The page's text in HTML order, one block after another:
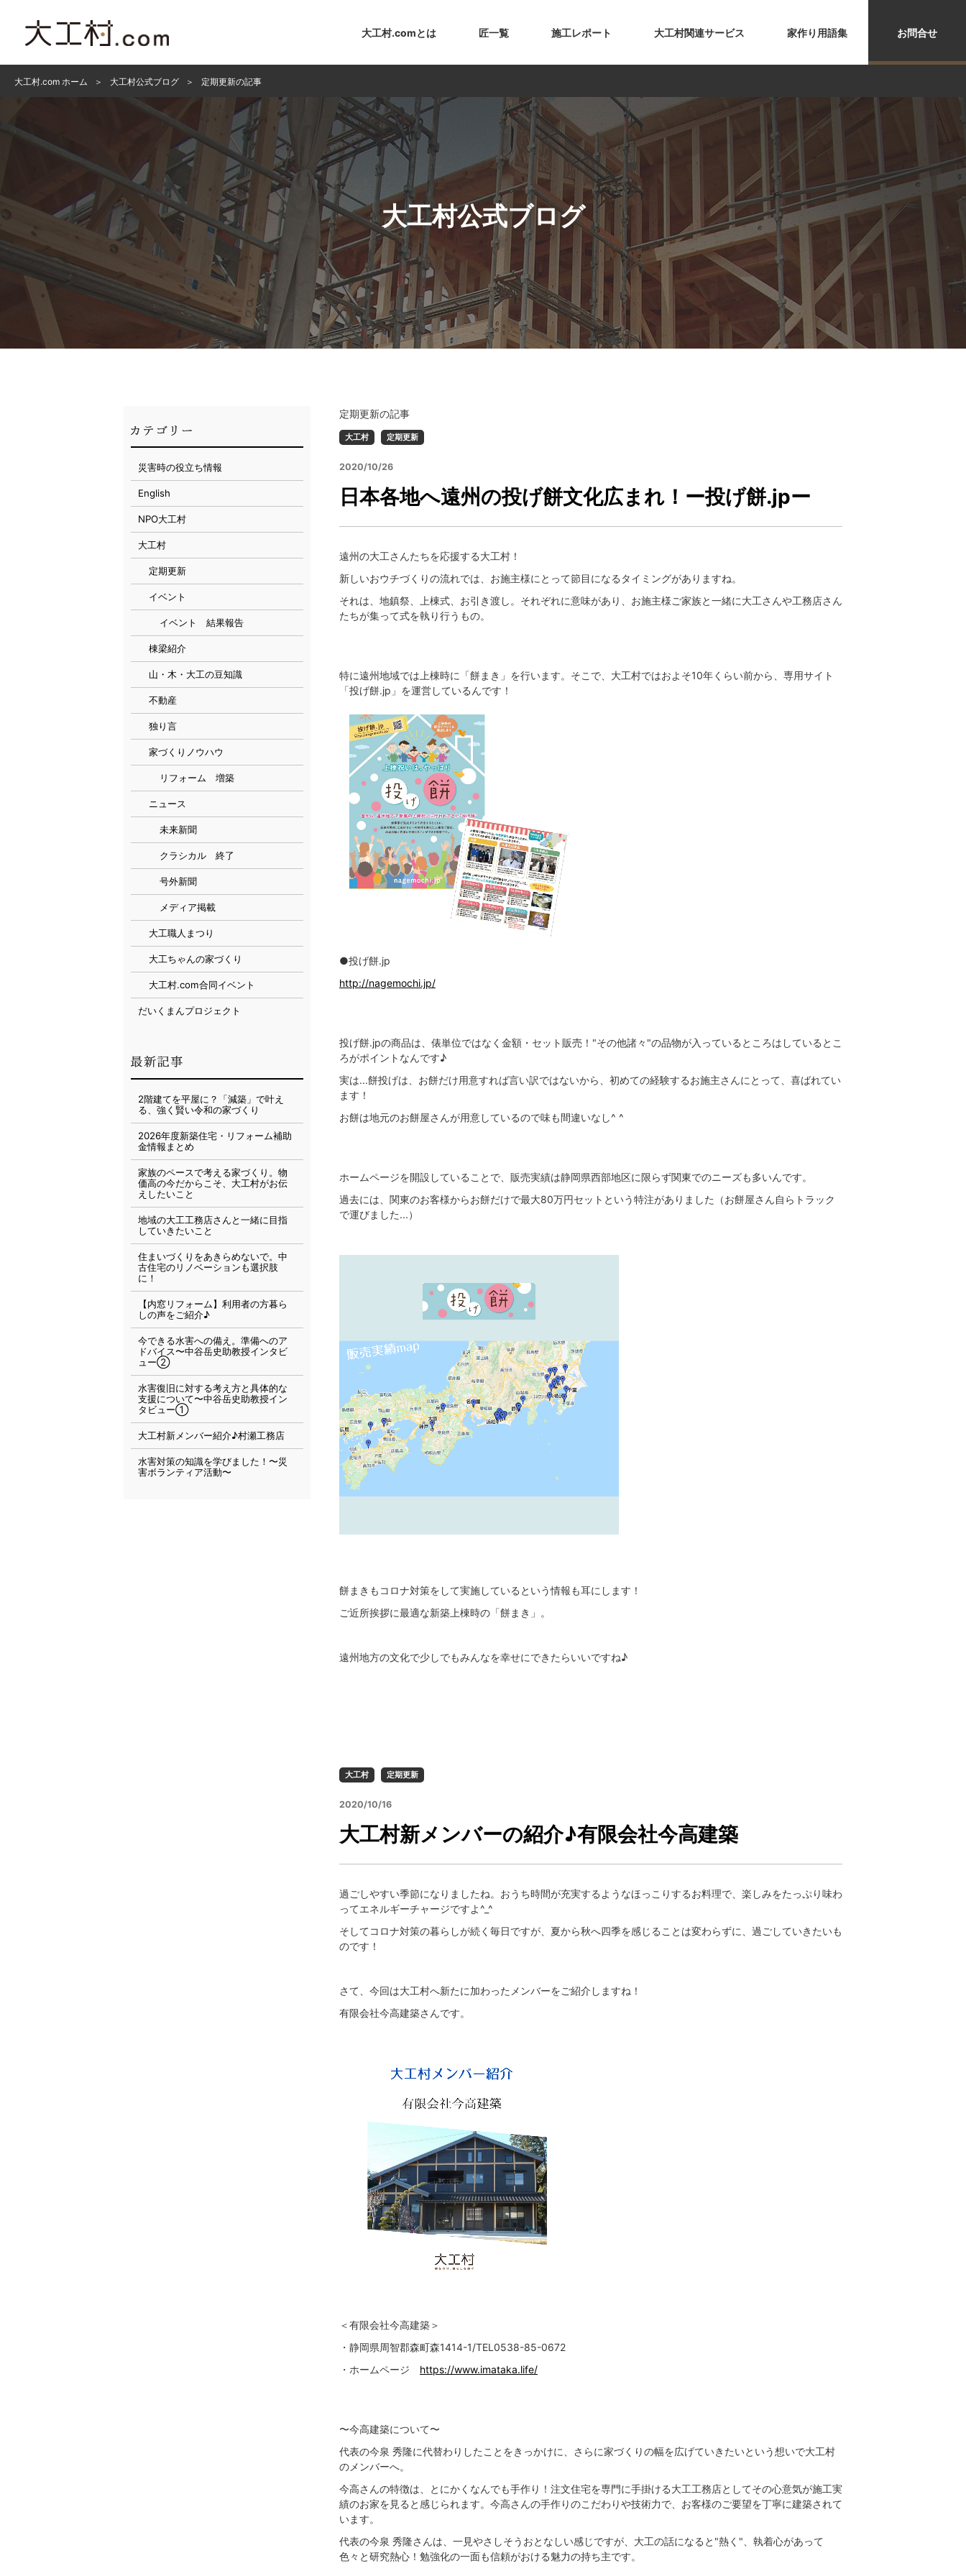
大工村.comとは 匠一覧 施工レポート 大工村関連サービス 家作り用語集 お問合せ
大工村.com ホーム 大工村公式ブログ 定期更新の記事
大工村公式ブログ
定期更新の記事
大工村 定期更新
2020/10/26
日本各地へ遠州の投げ餅文化広まれ！ー投げ餅.jpー
遠州の大工さんたちを応援する大工村！
新しいおウチづくりの流れでは、お施主様にとって節目になるタイミングがありますね。
それは、地鎮祭、上棟式、お引き渡し。それぞれに意味があり、お施主様ご家族と一緒に大工さんや工務店さん
たちが集って式を執り行うもの。
特に遠州地域では上棟時に「餅まき」を行います。そこで、大工村ではおよそ10年くらい前から、専用サイト
「投げ餅.jp」を運営しているんです！
●投げ餅.jp
http://nagemochi.jp/
投げ餅.jpの商品は、俵単位ではなく金額・セット販売！"その他諸々"の品物が入っているところはしているとこ
ろがポイントなんです♪
実は...餅投げは、お餅だけ用意すれば言い訳ではないから、初めての経験するお施主さんにとって、喜ばれてい
ます！
お餅は地元のお餅屋さんが用意しているので味も間違いなし^ ^
ホームページを開設していることで、販売実績は静岡県西部地区に限らず関東でのニーズも多いんです。
過去には、関東のお客様からお餅だけで最大80万円セットという特注がありました（お餅屋さん自らトラック
で運びました...）
餅まきもコロナ対策をして実施しているという情報も耳にします！
ご近所挨拶に最適な新築上棟時の「餅まき」。
遠州地方の文化で少しでもみんなを幸せにできたらいいですね♪
大工村 定期更新
2020/10/16
大工村新メンバーの紹介♪有限会社今高建築
過ごしやすい季節になりましたね。おうち時間が充実するようなほっこりするお料理で、楽しみをたっぷり味わ
ってエネルギーチャージですよ^_^
そしてコロナ対策の暮らしが続く毎日ですが、夏から秋へ四季を感じることは変わらずに、過ごしていきたいも
のです！
さて、今回は大工村へ新たに加わったメンバーをご紹介しますね！
有限会社今高建築さんです。
＜有限会社今高建築＞
・静岡県周智郡森町森1414-1/TEL0538-85-0672
・ホームページ https://www.imataka.life/
〜今高建築について〜
代表の今泉 秀隆に代替わりしたことをきっかけに、さらに家づくりの幅を広げていきたいという想いで大工村
のメンバーへ。
今高さんの特徴は、とにかくなんでも手作り！注文住宅を専門に手掛ける大工工務店としてその心意気が施工実
績のお家を見ると感じられます。今高さんの手作りのこだわりや技術力で、お客様のご要望を丁寧に建築されて
います。
代表の今泉 秀隆さんは、一見やさしそうおとなしい感じですが、大工の話になると"熱く"、執着心があって
色々と研究熱心！勉強化の一面も信頼がおける魅力の持ち主です。
災害時の役立ち情報
English
NPO大工村
大工村
定期更新
イベント
イベント 結果報告
棟梁紹介
山・木・大工の豆知識
不動産
独り言
家づくりノウハウ
リフォーム 増築
ニュース
未来新聞
クラシカル 終了
号外新聞
メディア掲載
大工職人まつり
大工ちゃんの家づくり
大工村.com合同イベント
だいくまんプロジェクト
2階建てを平屋に？「減築」で叶え
る、強く賢い令和の家づくり
2026年度新築住宅・リフォーム補助
金情報まとめ
家族のペースで考える家づくり。物
価高の今だからこそ、大工村がお伝
えしたいこと
地域の大工工務店さんと一緒に目指
していきたいこと
住まいづくりをあきらめないで。中
古住宅のリノベーションも選択肢
に！
【内窓リフォーム】利用者の方暮ら
しの声をご紹介♪
今できる水害への備え。準備へのア
ドバイス〜中谷岳史助教授インタビ
ュー②
水害復旧に対する考え方と具体的な
支援について〜中谷岳史助教授イン
タビュー①
大工村新メンバー紹介♪村瀬工務店
水害対策の知識を学びました！〜災
害ボランティア活動〜